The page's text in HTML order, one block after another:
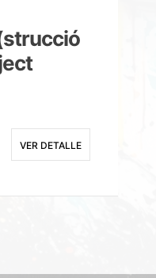
VER DETALLE